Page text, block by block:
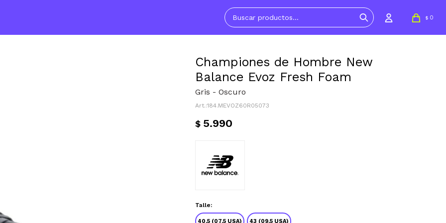
$ 0
Championes de Hombre New
Balance Evoz Fresh Foam
Gris - Oscuro
184.MEVOZ60R05073
$ 5.990
Talle:
40.5 (07.5 USA) 43 (09.5 USA)